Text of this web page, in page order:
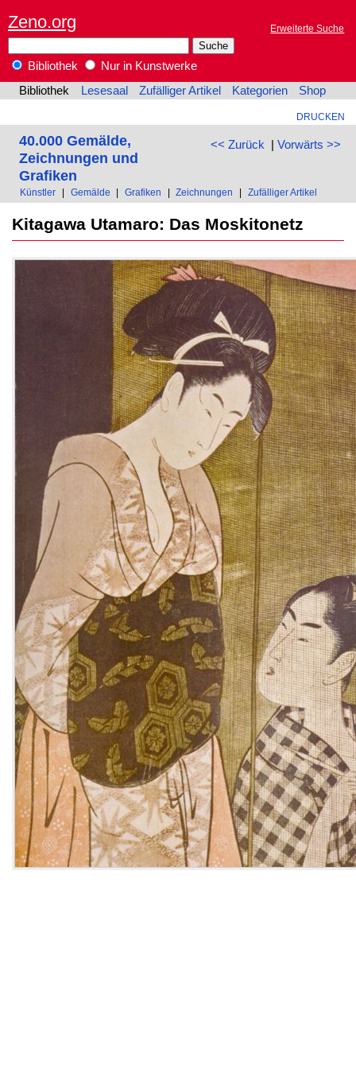
Zeno.org Erweiterte Suche
Bibliothek
Nur in Kunstwerke
Bibliothek
Lesesaal Zufälliger Artikel Kategorien Shop
DRUCKEN
<< Zurück | Vorwärts >>
40.000 Gemälde,
Zeichnungen und
Grafiken
Künstler Gemälde Grafiken Zeichnungen Zufälliger Artikel
Kitagawa Utamaro: Das Moskitonetz